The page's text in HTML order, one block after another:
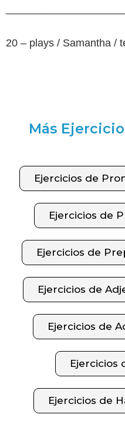
20 – plays / Samantha /
Más
Ejercicios de
Ejercicios de
Ejercicios de
Ejercicios de
Ejercicios de
Ejercicios
Ejercicios de